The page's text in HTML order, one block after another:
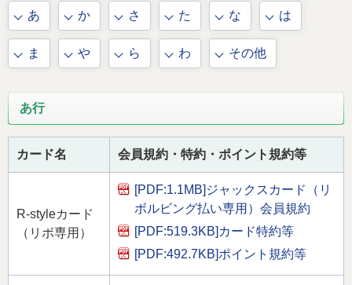
あ か さ た な は
ま や ら わ その他
あ行
カード名 会員規約・特約・ポイント規約等
R-styleカード
（リボ専用）
[PDF:1.1MB] ジャックスカード（リ
ボルビング払い専用）会員規約
[PDF:519.3KB] カード特約等
[PDF:492.7KB]ポイント規約等